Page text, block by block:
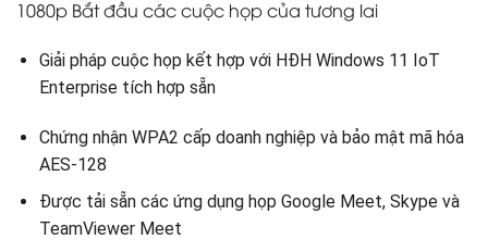
1080p Bắt đầu các cuộc họp của tương lai
Giải pháp cuộc họp kết hợp với HĐH Windows 11 IoT
Enterprise tích hợp sẵn
Chứng nhận WPA2 cấp doanh nghiệp và bảo mật mã hóa
AES-128
Được tải sẵn các ứng dụng họp Google Meet, Skype và
TeamViewer Meet